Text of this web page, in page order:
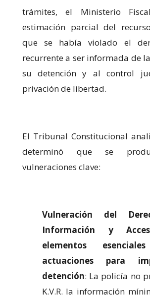
trámites, el Ministerio
estimación parcial del
que se había violado el
recurrente a ser informada de
su detención y al control
privación de libertad.
El Tribunal Constitucional
determinó que se
vulneraciones clave:
Vulneración del
Información y
elementos
actuaciones para
detención: La policía no
K.V.R. la información